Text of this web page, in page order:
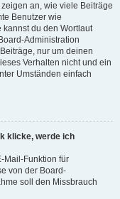
an, wie viele Beiträge
Benutzer wie
kannst du den Wortlaut
Administration
nur um deinen
Verhalten nicht und ein
Umständen einfach
klicke, werde ich
Mail-Funktion für
von der Board-
soll den Missbrauch